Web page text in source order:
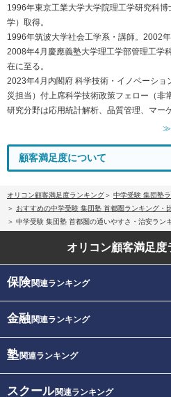
1996年東京工業大学大学院理工学研究科
学）取得。
1996年筑波大学社会工学系・講師。2002年
2008年4月慶應義塾大学理工学部管理工学
在に至る。
2023年4月内閣府 科学技術・イノベーシ
災担当）付上席科学技術政策フェロー（非
研究分野は応用統計解析、品質管理、マー
≫
顧客満足度について
オリコン顧客満足度ランキング
中学受験 集団塾
おすすめの中学受験 集団塾 首都圏ランキング・
中学受験 集団塾 首都圏の通いやすさ・治安ラン
オリコン顧客満足度
保険関連ランキング
金融関連ランキング
塾関連ランキング
スクール関連ランキング